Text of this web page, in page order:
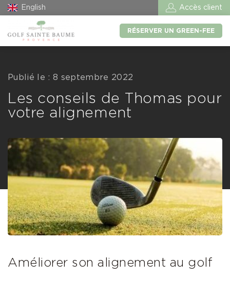
English Accès client
RÉSERVER UN GREEN-FEE
Publié le : 8 septembre 2022
Les conseils de Thomas pour
votre alignement
Améliorer son alignement au golf